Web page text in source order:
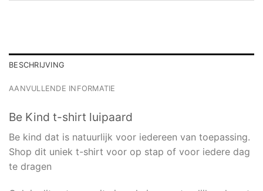
BESCHRIJVING
AANVULLENDE INFORMATIE
Be Kind t-shirt luipaard
Be kind dat is natuurlijk voor iedereen van toepassing.
Shop dit uniek t-shirt voor op stap of voor iedere dag
te dragen